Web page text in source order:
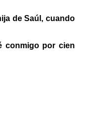
de Saúl, cuando
conmigo por cien